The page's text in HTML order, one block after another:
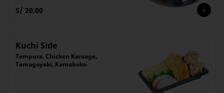
S/ 20.00
Kuchi Side
Tempura, Chicken Karaage,
Tamagoyaki, Kamaboko